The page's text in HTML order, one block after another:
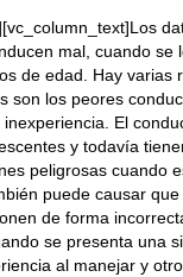
mal, cuando se
de edad. Hay varias
son los peores
El
y todavía
peligrosas cuando
puede causar
de forma
se presenta una
al manejar y